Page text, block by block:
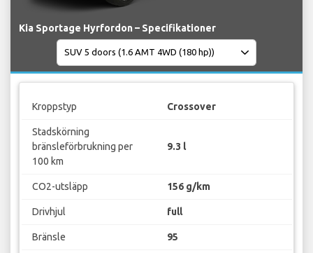
Kia Sportage Hyrfordon – Specifikationer
Kroppstyp Crossover
Stadskörning
bränsleförbrukning per
100 km
9.3 l
CO2-utsläpp 156 g/km
Drivhjul full
Bränsle 95